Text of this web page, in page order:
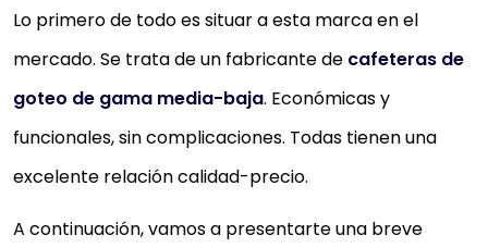
Lo primero de todo es situar a esta marca en el
mercado. Se trata de un fabricante de cafeteras de
goteo de gama media-baja. Económicas y
funcionales, sin complicaciones. Todas tienen una
excelente relación calidad-precio.
A continuación, vamos a presentarte una breve